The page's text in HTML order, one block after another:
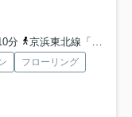
分
京浜東北線「石川町」駅 徒歩13分
フローリング